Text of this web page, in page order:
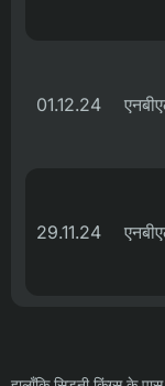
01.12.24
29.11.24